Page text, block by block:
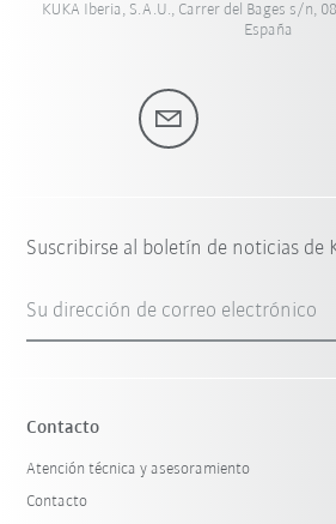
KUKA Iberia, S.A.U., Carrer del Bages s/n,
España
Suscribirse al boletín de noticias de
Su dirección de correo electrónico
Contacto
Atención técnica y asesoramiento
Contacto